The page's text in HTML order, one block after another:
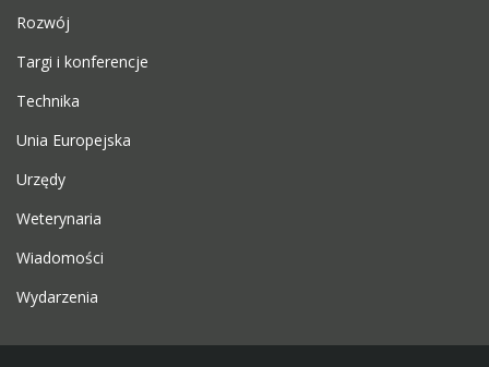
Rozwój
Targi i konferencje
Technika
Unia Europejska
Urzędy
Weterynaria
Wiadomości
Wydarzenia